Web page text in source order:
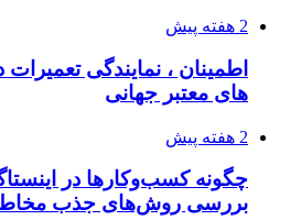
2 هفته پیش
اطمینان ، نمایندگی تعمیرات
های معتبر جهانی
2 هفته پیش
چگونه کسب‌وکارها در
بررسی روش‌های جذب